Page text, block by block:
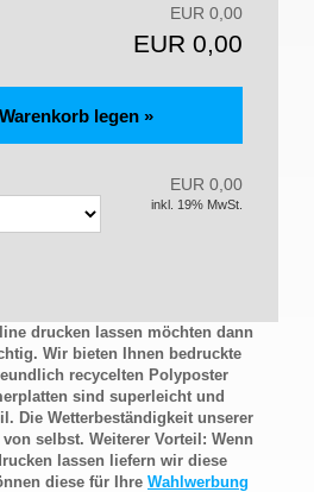
EUR 0,00
EUR 0,00
EUR 0,00
inkl. 19% MwSt.
drucken lassen möchten dann
Wir bieten Ihnen bedruckte
recycelten Polyposter
sind superleicht und
Die Wetterbeständigkeit unserer
selbst. Weiterer Vorteil: Wenn
lassen liefern wir diese
diese für Ihre Wahlwerbung